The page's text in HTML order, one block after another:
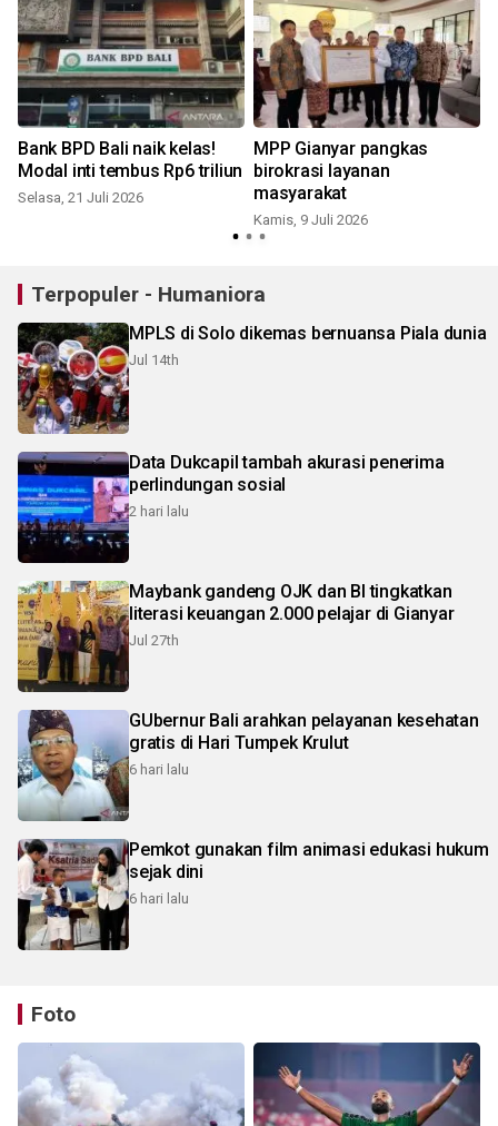
Bank BPD Bali naik kelas!
Modal inti tembus Rp6 triliun
Selasa, 21 Juli 2026
MPP Gianyar pangkas
birokrasi layanan
masyarakat
Kamis, 9 Juli 2026
Terpopuler - Humaniora
MPLS di Solo dikemas bernuansa Piala dunia
Jul 14th
Data Dukcapil tambah akurasi penerima
perlindungan sosial
2 hari lalu
Maybank gandeng OJK dan BI tingkatkan
literasi keuangan 2.000 pelajar di Gianyar
Jul 27th
GUbernur Bali arahkan pelayanan kesehatan
gratis di Hari Tumpek Krulut
6 hari lalu
Pemkot gunakan film animasi edukasi hukum
sejak dini
6 hari lalu
Foto